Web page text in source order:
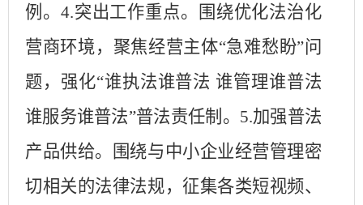
例。4.突出工作重点。围绕优化法治化
营商环境，聚焦经营主体“急难愁盼”问
题，强化“谁执法谁普法 谁管理谁普法
谁服务谁普法”普法责任制。5.加强普法
产品供给。围绕与中小企业经营管理密
切相关的法律法规，征集各类短视频、